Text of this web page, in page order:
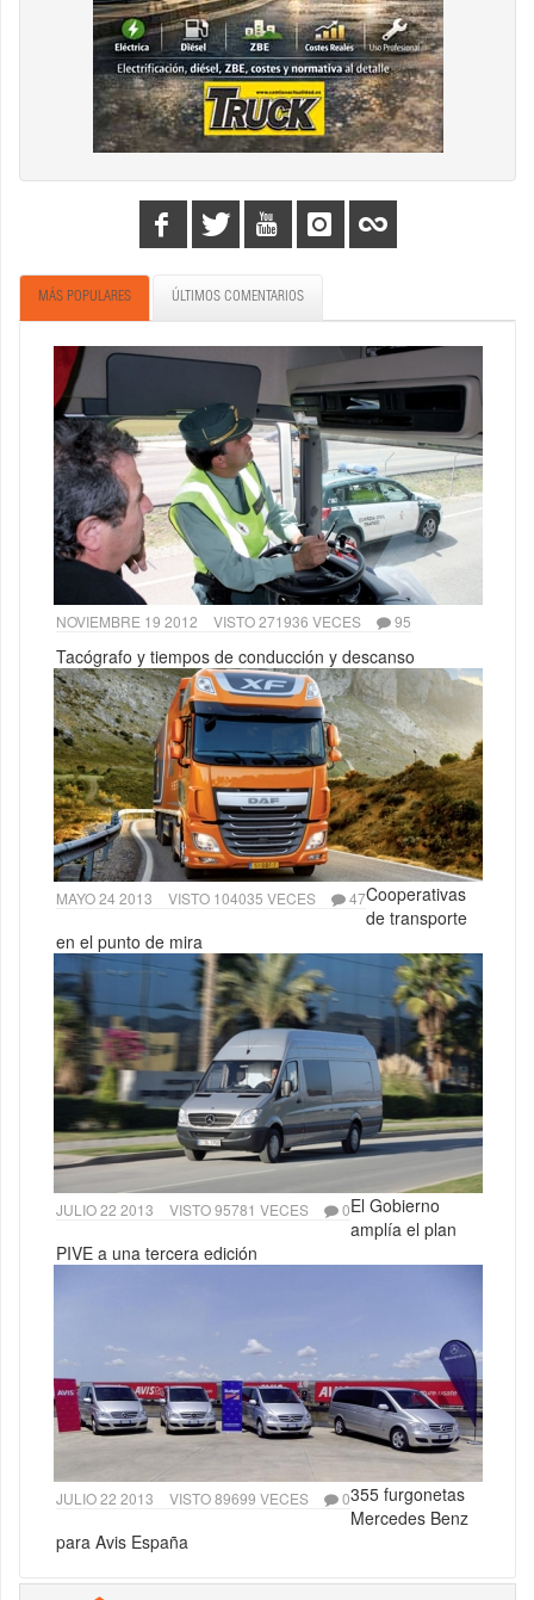
MÁS POPULARES ÚLTIMOS COMENTARIOS
NOVIEMBRE 19 2012 VISTO 271936 VECES 95
Tacógrafo y tiempos de conducción y descanso
MAYO 24 2013 VISTO 104035 VECES 47Cooperativas
de transporte
en el punto de mira
JULIO 22 2013 VISTO 95781 VECES 0El Gobierno
amplía el plan
PIVE a una tercera edición
JULIO 22 2013 VISTO 89699 VECES 0355 furgonetas
Mercedes Benz
para Avis España